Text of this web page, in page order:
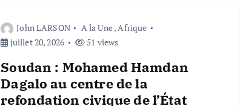
John LARSON A la Une,Afrique
juillet 20, 2026
51 views
Soudan : Mohamed Hamdan
Dagalo au centre de la
refondation civique de l’État